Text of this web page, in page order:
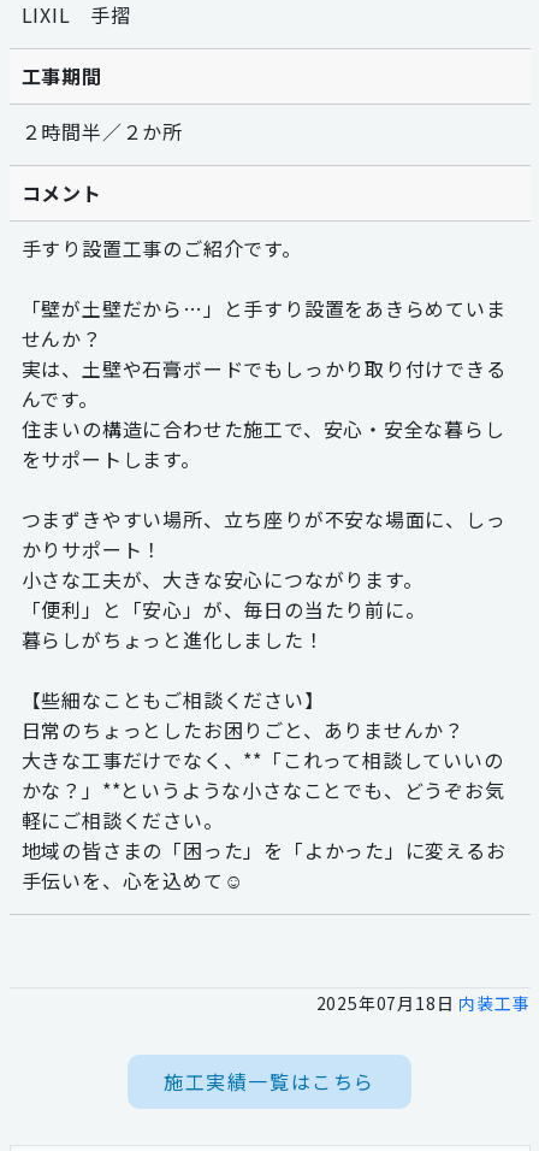
LIXIL 手摺
工事期間
２時間半／２か所
コメント
手すり設置工事のご紹介です。
「壁が土壁だから…」と手すり設置をあきらめていま
せんか？
実は、土壁や石膏ボードでもしっかり取り付けできる
んです。
住まいの構造に合わせた施工で、安心・安全な暮らし
をサポートします。
つまずきやすい場所、立ち座りが不安な場面に、しっ
かりサポート！
小さな工夫が、大きな安心につながります。
「便利」と「安心」が、毎日の当たり前に。
暮らしがちょっと進化しました！
【些細なこともご相談ください】
日常のちょっとしたお困りごと、ありませんか？
大きな工事だけでなく、**「これって相談していいの
かな？」**というような小さなことでも、どうぞお気
軽にご相談ください。
地域の皆さまの「困った」を「よかった」に変えるお
手伝いを、心を込めて☺
2025年07月18日 内装工事
施工実績一覧はこちら